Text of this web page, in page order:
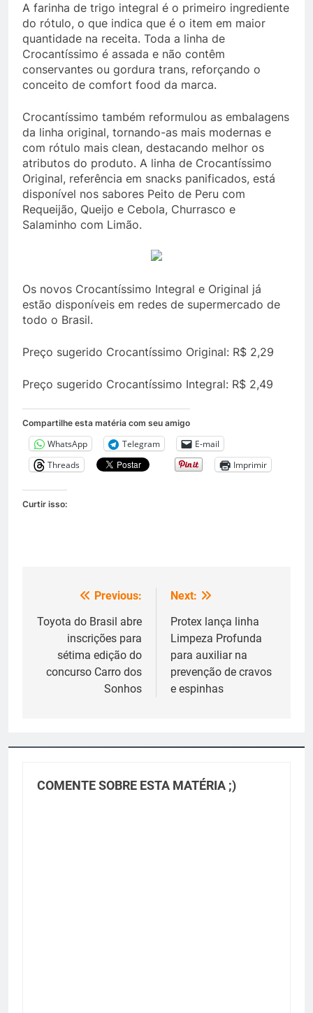
A farinha de trigo integral é o primeiro ingrediente
do rótulo, o que indica que é o item em maior
quantidade na receita. Toda a linha de
Crocantíssimo é assada e não contêm
conservantes ou gordura trans, reforçando o
conceito de comfort food da marca.
Crocantíssimo também reformulou as embalagens
da linha original, tornando-as mais modernas e
com rótulo mais clean, destacando melhor os
atributos do produto. A linha de Crocantíssimo
Original, referência em snacks panificados, está
disponível nos sabores Peito de Peru com
Requeijão, Queijo e Cebola, Churrasco e
Salaminho com Limão.
Os novos Crocantíssimo Integral e Original já
estão disponíveis em redes de supermercado de
todo o Brasil.
Preço sugerido Crocantíssimo Original: R$ 2,29
Preço sugerido Crocantíssimo Integral: R$ 2,49
Compartilhe esta matéria com seu amigo
WhatsApp Telegram
E-mail
Threads
Imprimir
Curtir isso:
Navegação
de
Post
Previous:
Toyota do Brasil abre
inscrições para
sétima edição do
concurso Carro dos
Sonhos
Next:
Protex lança linha
Limpeza Profunda
para auxiliar na
prevenção de cravos
e espinhas
COMENTE SOBRE ESTA MATÉRIA ;)